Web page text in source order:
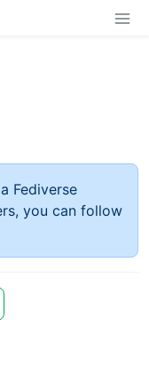
Fediverse
you can follow